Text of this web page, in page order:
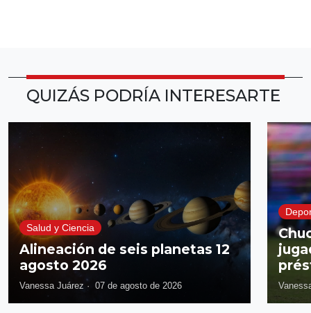
QUIZÁS PODRÍA INTERESARTE
Salud y Ciencia
Alineación de seis planetas 12
agosto 2026
Vanessa Juárez · 07 de agosto de 2026